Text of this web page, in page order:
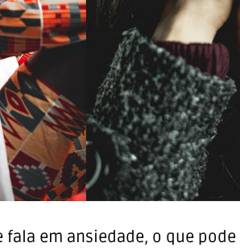
fala em ansiedade, o que